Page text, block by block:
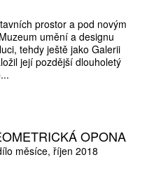
prostor a pod novým
umění a designu
tehdy ještě jako Galerii
její pozdější dlouholetý
OPONA
měsíce říjen 2018